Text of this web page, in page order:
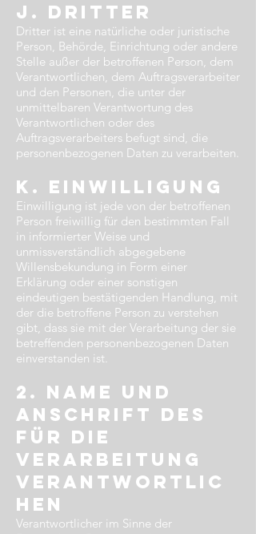
j. Dritter​
Dritter ist eine natürliche oder juristische
Person, Behörde, Einrichtung oder andere
Stelle außer der betroffenen Person, dem
Verantwortlichen, dem Auftragsverarbeiter
und den Personen, die unter der
unmittelbaren Verantwortung des
Verantwortlichen oder des
Auftragsverarbeiters befugt sind, die
personenbezogenen Daten zu verarbeiten.
k. Einwilligung​
Einwilligung ist jede von der betroffenen
Person freiwillig für den bestimmten Fall
in informierter Weise und
unmissverständlich abgegebene
Willensbekundung in Form einer
Erklärung oder einer sonstigen
eindeutigen bestätigenden Handlung, mit
der die betroffene Person zu verstehen
gibt, dass sie mit der Verarbeitung der sie
betreffenden personenbezogenen Daten
einverstanden ist.
2. Name und
Anschrift des
für die
Verarbeitung
Verantwortlic
hen​
Verantwortlicher im Sinne der